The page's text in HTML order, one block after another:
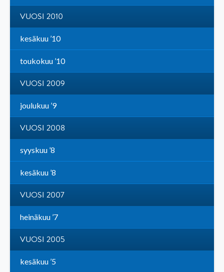
VUOSI 2010
kesäkuu ’10
toukokuu ’10
VUOSI 2009
joulukuu ’9
VUOSI 2008
syyskuu ’8
kesäkuu ’8
VUOSI 2007
heinäkuu ’7
VUOSI 2005
kesäkuu ’5